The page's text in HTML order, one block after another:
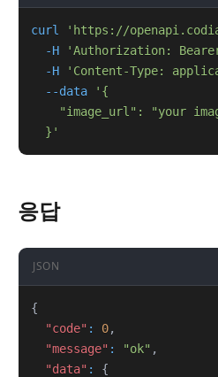
curl 'https://
-H
'Authorization:
-H
'Content-Type:
--data
  }'
응답
JSON
{
"code" : 0,
"message" : "ok" ,
"data" :
{